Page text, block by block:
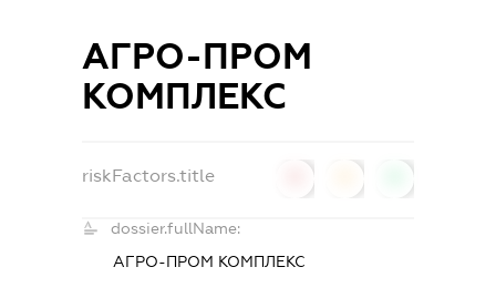
АГРО-ПРОМ
КОМПЛЕКС
riskFactors.title
dossier.fullName:
АГРО-ПРОМ КОМПЛЕКС